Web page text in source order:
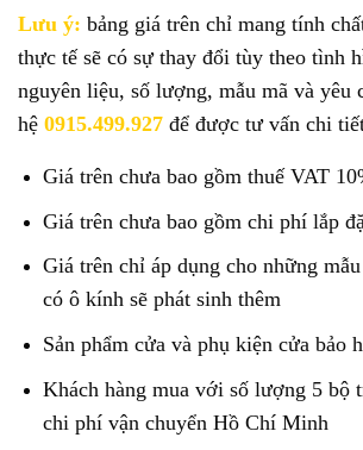
Lưu ý: bảng giá trên chỉ mang tính
thực tế sẽ có sự thay đổi tùy theo tình
nguyên liệu, số lượng, mẫu mã và yêu
hệ 0915.499.927 để được tư vấn chi
Giá trên chưa bao gồm thuế VAT
Giá trên chưa bao gồm chi phí lắp
Giá trên chỉ áp dụng cho những
có ô kính sẽ phát sinh thêm
Sản phẩm cửa và phụ kiện cửa bảo
Khách hàng mua với số lượng 5 bộ
chi phí vận chuyển Hồ Chí Minh